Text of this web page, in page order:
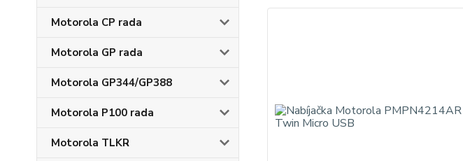
Motorola CP rada
Motorola GP rada
Motorola GP344/GP388
Motorola P100 rada
Motorola TLKR